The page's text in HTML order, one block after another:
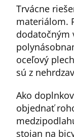
Trvácne
materiálom.
dodatočným
oceľový
sú z
Ako
objednať
stojan na